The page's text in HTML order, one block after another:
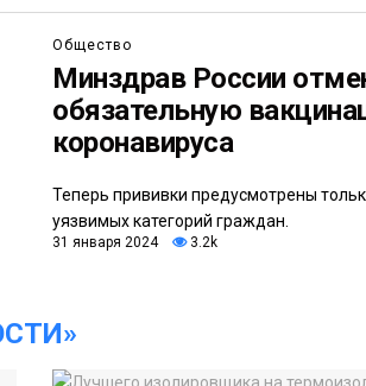
Общество
Минздрав России
обязательную
коронавируса
Теперь прививки предусмотрены
уязвимых категорий граждан.
31 января 2024 3.2k